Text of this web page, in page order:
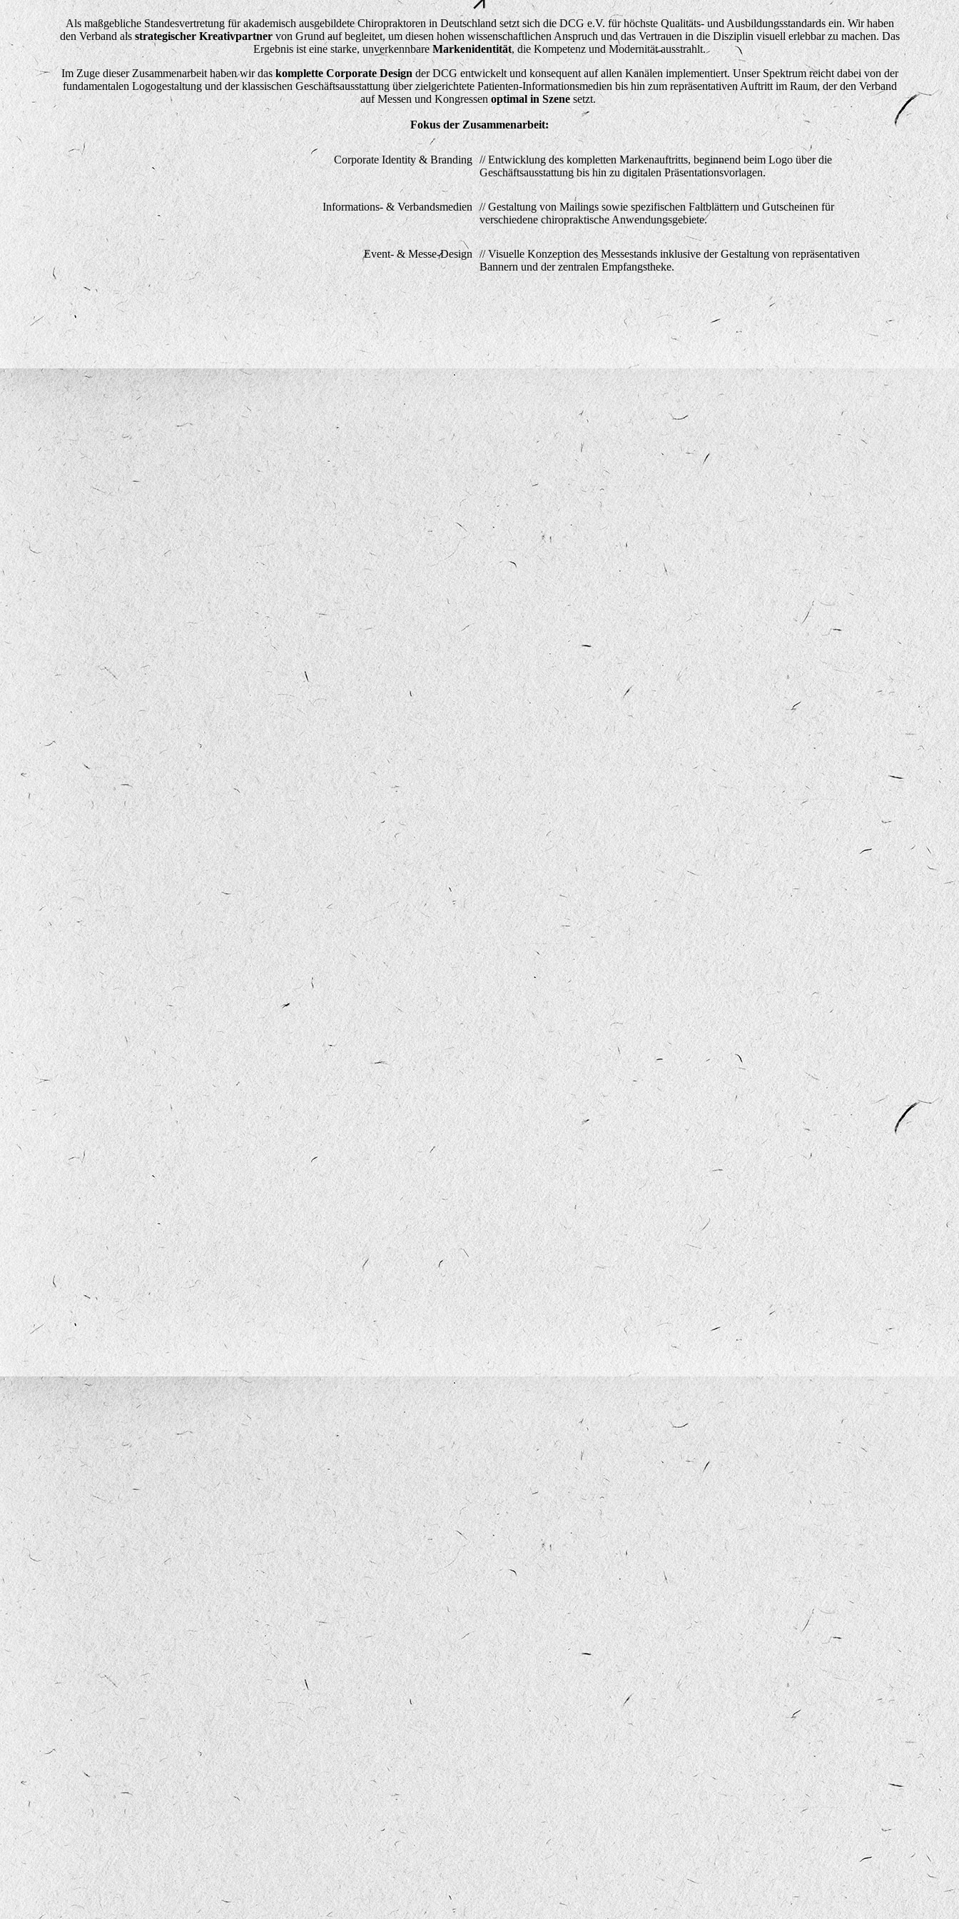
Als maßgebliche Standesvertretung für akademisch ausgebildete Chiropraktoren in Deutschland setzt sich die DCG e.V. für höchste Qualitäts- und Ausbildungsstandards ein. Wir haben
den Verband alsstrategischer Kreativpartnervon Grund auf begleitet, um diesen hohen wissenschaftlichen Anspruch und das Vertrauen in die Disziplin visuell erlebbar zu machen. Das
Ergebnis ist eine starke, unverkennbare Markenidentität, die Kompetenz und Modernität ausstrahlt.
Im Zuge dieser Zusammenarbeit haben wir daskomplette Corporate Designder DCG entwickelt und konsequent auf allen Kanälen implementiert. Unser Spektrum reicht dabei von der
fundamentalen Logogestaltung und der klassischen Geschäftsausstattung über zielgerichtete Patienten-Informationsmedien bis hin zum repräsentativen Auftritt im Raum, der den Verband
auf Messen und Kongressenoptimal in Szenesetzt.
Fokus der Zusammenarbeit:
Corporate Identity & Branding // Entwicklung des kompletten Markenauftritts, beginnend beim Logo über die
Geschäftsausstattung bis hin zu digitalen Präsentationsvorlagen.
Informations- & Verbandsmedien
// Gestaltung von Mailings sowie spezifischen Faltblättern und Gutscheinen für
verschiedene chiropraktische Anwendungsgebiete.
Event- & Messe-Design
// Visuelle Konzeption des Messestands inklusive der Gestaltung von repräsentativen
Bannern und der zentralen Empfangstheke.